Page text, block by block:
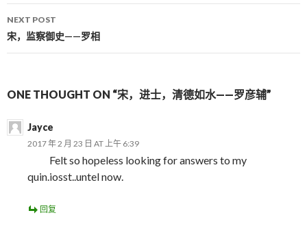
NEXT POST
宋，监察御史——罗相
ONE THOUGHT ON “宋，进士，清德如水——罗彦辅”
Jayce
2017 年 2 月 23 日 AT 上午 6:39
Felt so hopeless looking for answers to my
quin.iosst..untel now.
回复